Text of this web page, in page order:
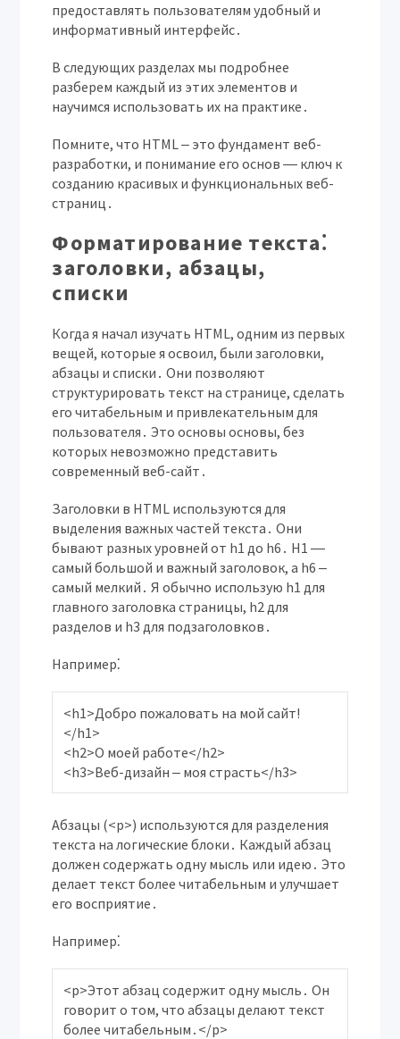
предоставлять пользователям удобный и
информативный интерфейс․
В следующих разделах мы подробнее
разберем каждый из этих элементов и
научимся использовать их на практике․
Помните, что HTML ‒ это фундамент веб-
разработки, и понимание его основ ― ключ к
созданию красивых и функциональных веб-
страниц․
Форматирование текста⁚
заголовки, абзацы,
списки
Когда я начал изучать HTML, одним из первых
вещей, которые я освоил, были заголовки,
абзацы и списки․ Они позволяют
структурировать текст на странице, сделать
его читабельным и привлекательным для
пользователя․ Это основы основы, без
которых невозможно представить
современный веб-сайт․
Заголовки в HTML используются для
выделения важных частей текста․ Они
бывают разных уровней от h1 до h6․ H1 ―
самый большой и важный заголовок, а h6 ‒
самый мелкий․ Я обычно использую h1 для
главного заголовка страницы, h2 для
разделов и h3 для подзаголовков․
Например⁚
<h1>Добро пожаловать на мой сайт!
</h1>
<h2>О моей работе</h2>
Абзацы (<p>) используются для разделения
текста на логические блоки․ Каждый абзац
должен содержать одну мысль или идею․ Это
делает текст более читабельным и улучшает
его восприятие․
Например⁚
<p>Этот абзац содержит одну мысль․ Он
говорит о том, что абзацы делают текст
более читабельным․</p>